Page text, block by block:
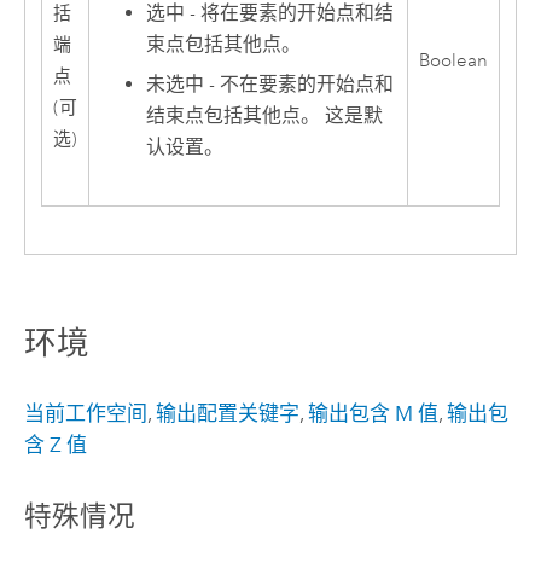
括
端
点
(可
选)
选中 - 将在要素的开始点和结
束点包括其他点。
未选中 - 不在要素的开始点和
结束点包括其他点。 这是默
认设置。
Boolean
环境
当前工作空间 , 输出配置关键字, 输出包含 M 值, 输出包
含 Z 值
特殊情况